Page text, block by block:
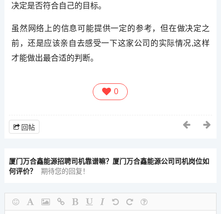
决定是否符合自己的目标。
虽然网络上的信息可能提供一定的参考，但在做决定之
前，还是应该亲自去感受一下这家公司的实际情况,这样
才能做出最合适的判断。
0
回帖
厦门万合鑫能源招聘司机靠谱嘛？厦门万合鑫能源公司司机岗位如
何评价？
期待您的回复！